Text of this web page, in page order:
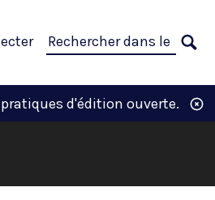
Rechercher
le
livre :d'édition ouverte.